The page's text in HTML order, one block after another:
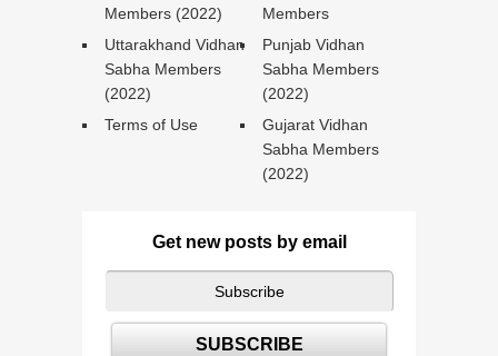
Members (2022)
Members
Uttarakhand Vidhan
Sabha Members
(2022)
Punjab Vidhan
Sabha Members
(2022)
Terms of Use
Gujarat Vidhan
Sabha Members
(2022)
Get new posts by email